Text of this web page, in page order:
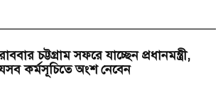
চট্টগ্রাম সফরে যাচ্ছেন প্রধানমন্ত্রী,
কর্মসূচিতে অংশ নেবেন